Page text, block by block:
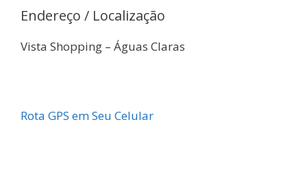
Endereço / Localização
Vista Shopping – Águas Claras
Rota GPS em Seu Celular